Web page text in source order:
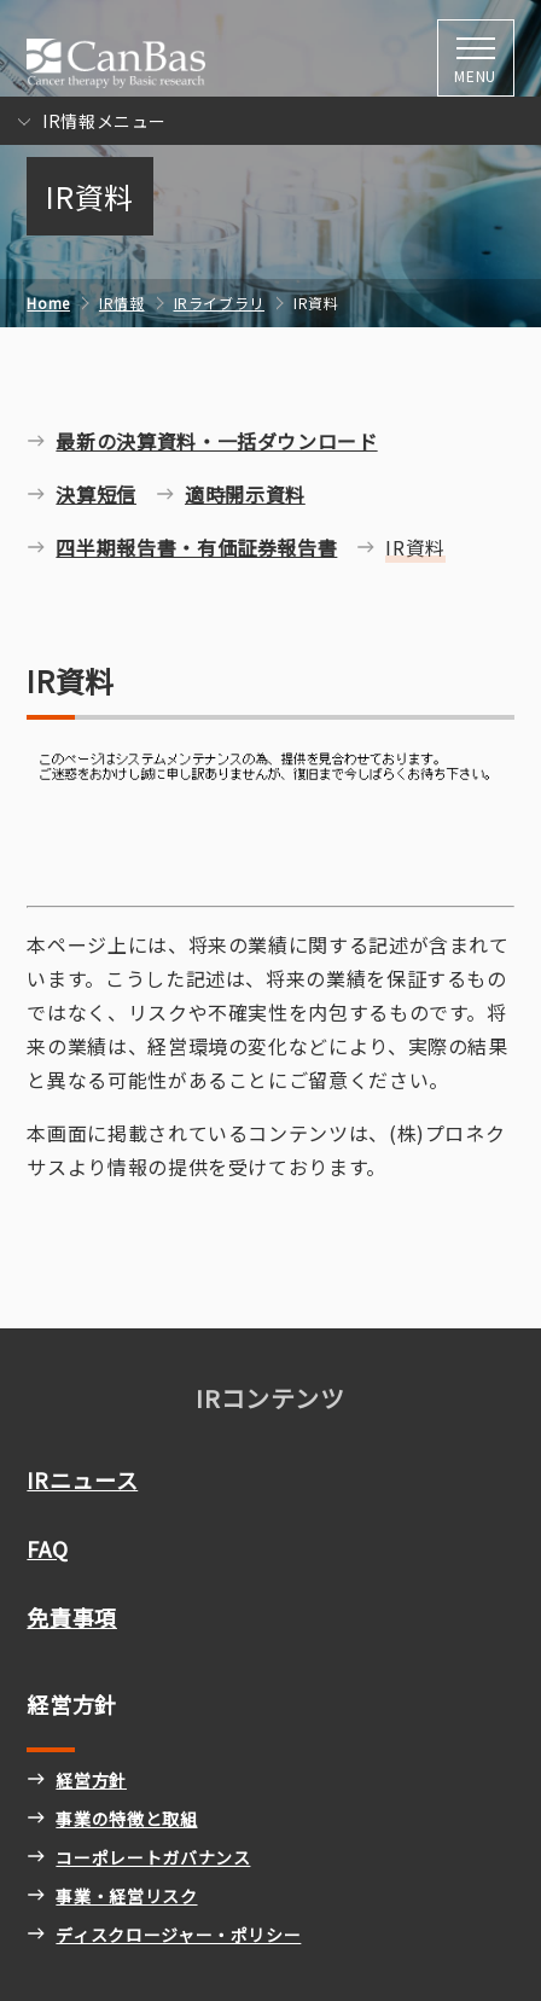
株式会社キャン
MENU
IR情報メニュー
IR資料
Home IR情報 IRライブラリ IR資料
最新の決算資料・一括ダウンロード
決算短信
適時開示資料
四半期報告書・有価証券報告書
IR資料
IR資料
本ページ上には、将来の業績に関する記述が含まれて
います。こうした記述は、将来の業績を保証するもの
ではなく、リスクや不確実性を内包するものです。将
来の業績は、経営環境の変化などにより、実際の結果
と異なる可能性があることにご留意ください。
本画面に掲載されているコンテンツは、(株)プロネク
サスより情報の提供を受けております。
IRコンテンツ
IRニュース
FAQ
免責事項
経営方針
経営方針
事業の特徴と取組
コーポレートガバナンス
事業・経営リスク
ディスクロージャー・ポリシー